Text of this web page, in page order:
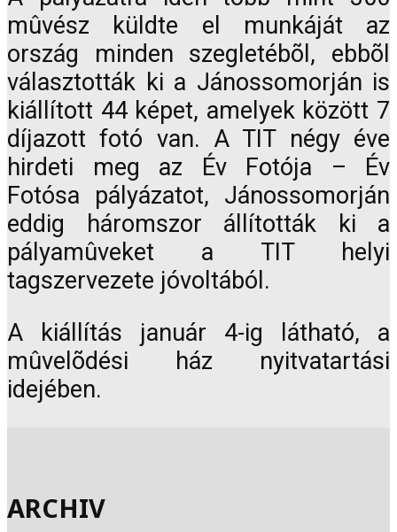
mûvész küldte el munkáját az
ország minden szegletébõl, ebbõl
választották ki a Jánossomorján is
kiállított 44 képet, amelyek között 7
díjazott fotó van. A TIT négy éve
hirdeti meg az Év Fotója – Év
Fotósa pályázatot, Jánossomorján
eddig háromszor állították ki a
pályamûveket a TIT helyi
tagszervezete jóvoltából.
A kiállítás január 4-ig látható, a
mûvelõdési ház nyitvatartási
idejében.
ARCHIV